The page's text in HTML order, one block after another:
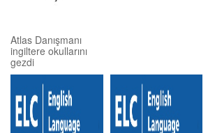
Atlas Danışmanı
ingiltere okullarını
gezdi